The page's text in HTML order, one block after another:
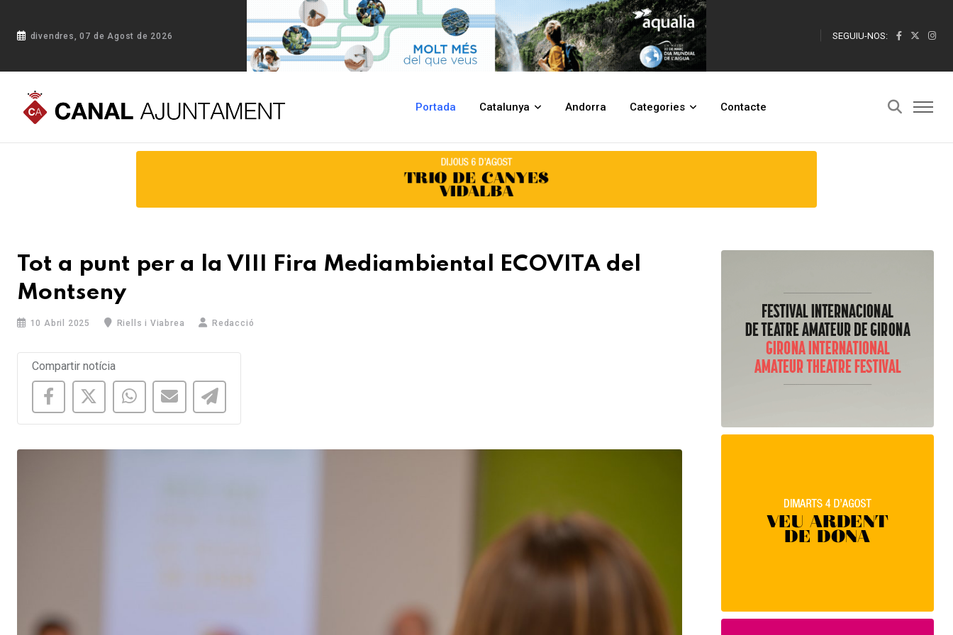
divendres, 07 de Agost de 2026 SEGUIU-NOS:
Portada Catalunya Andorra Categories Contacte
Portada Blog Tot a punt per a la VIII Fira Mediambiental ECOVITA del Montseny
Tot a punt per a la VIII Fira Mediambiental ECOVITA del
Montseny
10 Abril 2025 Riells i Viabrea Redacció
Compartir notícia